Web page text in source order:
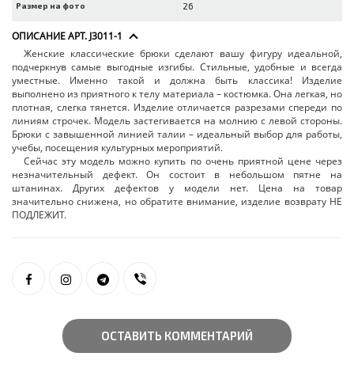
Размер на фото 26
ОПИСАНИЕ АРТ. J3011-1
Женские классические брюки сделают вашу фигуру идеальной,
подчеркнув самые выгодные изгибы. Стильные, удобные и всегда
уместные. Именно такой и должна быть классика! Изделие
выполнено из приятного к телу материала – костюмка. Она легкая, но
плотная, слегка тянется. Изделие отличается разрезами спереди по
линиям строчек. Модель застегивается на молнию с левой стороны.
Брюки с завышенной линией талии – идеальный выбор для работы,
учебы, посещения культурных мероприятий.
Сейчас эту модель можно купить по очень приятной цене через
незначительный дефект. Он состоит в небольшом пятне на
штанинах. Других дефектов у модели нет. Цена на товар
значительно снижена, но обратите внимание, изделие возврату НЕ
ПОДЛЕЖИТ.
ОСТАВИТЬ КОММЕНТАРИЙ